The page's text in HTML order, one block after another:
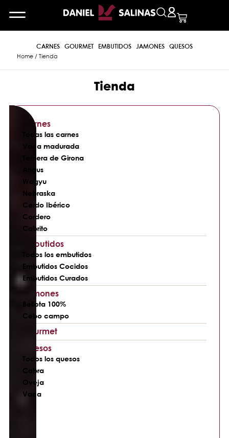
CARNES GOURMET EMBUTIDOS JAMONES QUESOS
Home/ Tienda
Tienda
Carnes
Todas las carnes
Vaca madurada
Ternera de Girona
Angus
Wagyu
Nebraska
Cerdo Ibérico
Cordero
Cabrito
Embutidos
Todos los embutidos
Embutidos Cocidos
Embutidos Curados
Jamones
Bellota 100%
Cebo campo
Gourmet
Quesos
Todos los quesos
Cabra
Oveja
Vaca